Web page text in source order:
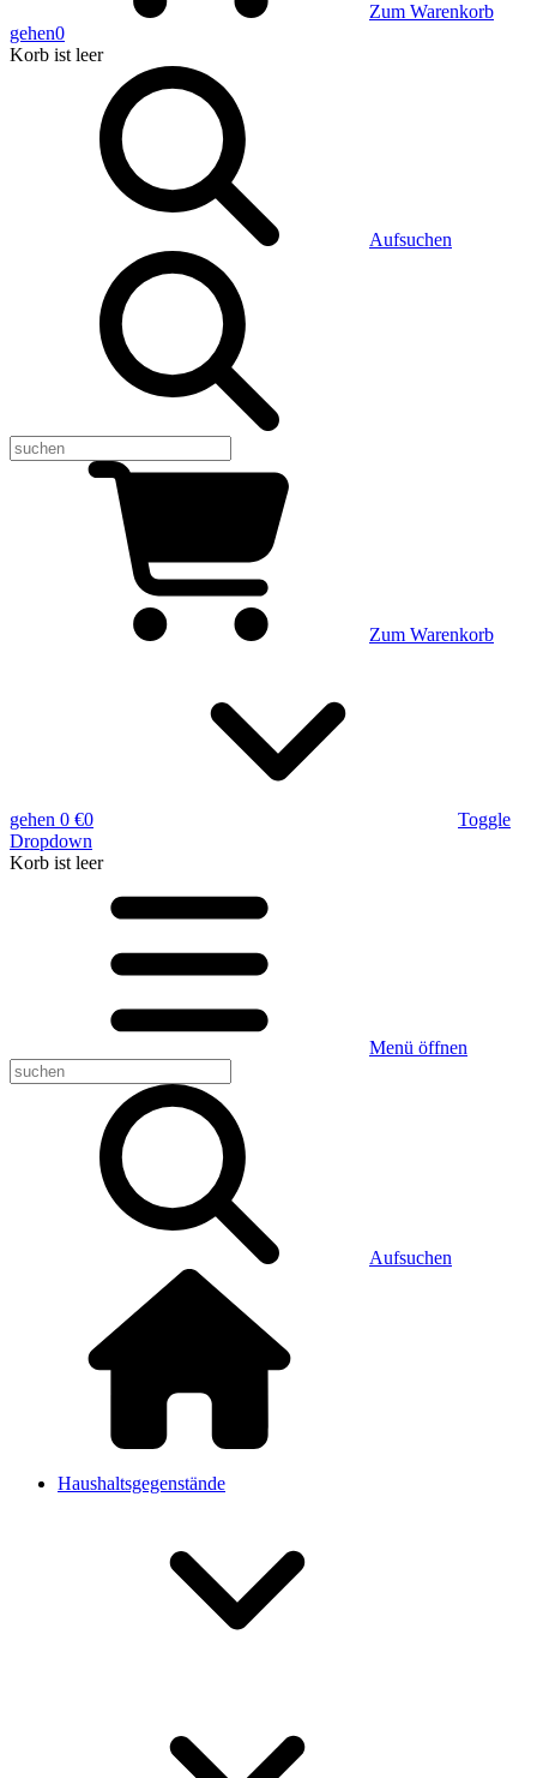
Zum Warenkorb
gehen0
Korb ist leer
Aufsuchen
Zum Warenkorb
gehen 0 €0
Toggle
Dropdown
Korb ist leer
Menü öffnen
Aufsuchen
Haushaltsgegenstände